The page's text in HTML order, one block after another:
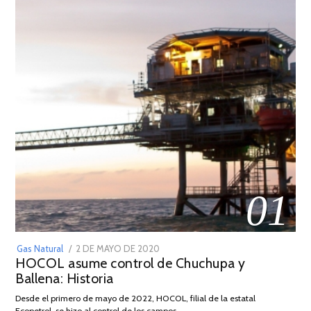
01
Gas Natural
POSTED
ON
2 DE MAYO DE 2020
DE
2026
HOCOL asume control de Chuchupa y
Ballena: Historia
Desde el primero de mayo de 2022, HOCOL, filial de la estatal